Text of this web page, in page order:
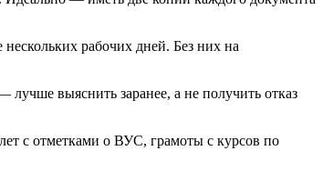
рабочих дней. Без них на
лучше выяснить заранее, а не получить отказ
с отметками о ВУС, грамоты с курсов по